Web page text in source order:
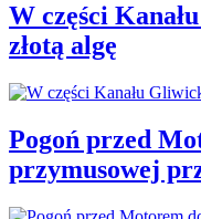
W części
złotą algę
Pogoń przed
przymusowej